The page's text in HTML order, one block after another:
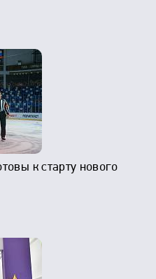
к старту нового